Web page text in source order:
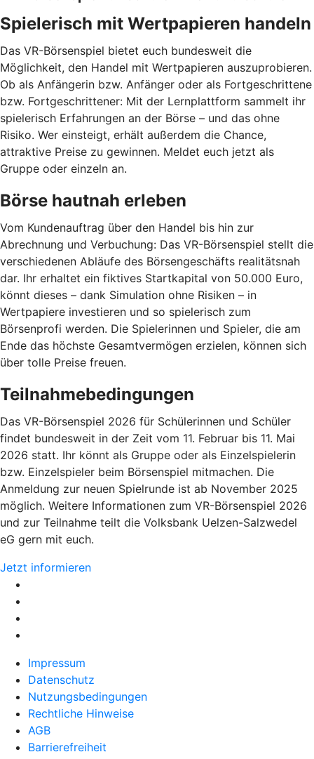
Spielerisch mit Wertpapieren handeln
Das VR-Börsenspiel bietet euch bundesweit die
Möglichkeit, den Handel mit Wertpapieren auszuprobieren.
Ob als Anfängerin bzw. Anfänger oder als Fortgeschrittene
bzw. Fortgeschrittener: Mit der Lernplattform sammelt ihr
spielerisch Erfahrungen an der Börse – und das ohne
Risiko. Wer einsteigt, erhält außerdem die Chance,
attraktive Preise zu gewinnen. Meldet euch jetzt als
Gruppe oder einzeln an.
Börse hautnah erleben
Vom Kundenauftrag über den Handel bis hin zur
Abrechnung und Verbuchung: Das VR-Börsenspiel stellt die
verschiedenen Abläufe des Börsengeschäfts realitätsnah
dar. Ihr erhaltet ein fiktives Startkapital von 50.000 Euro,
könnt dieses – dank Simulation ohne Risiken – in
Wertpapiere investieren und so spielerisch zum
Börsenprofi werden. Die Spielerinnen und Spieler, die am
Ende das höchste Gesamtvermögen erzielen, können sich
über tolle Preise freuen.
Teilnahmebedingungen
Das VR-Börsenspiel 2026 für Schülerinnen und Schüler
findet bundesweit in der Zeit vom 11. Februar bis 11. Mai
2026 statt. Ihr könnt als Gruppe oder als Einzelspielerin
bzw. Einzelspieler beim Börsenspiel mitmachen. Die
Anmeldung zur neuen Spielrunde ist ab November 2025
möglich. Weitere Informationen zum VR-Börsenspiel 2026
und zur Teilnahme teilt die Volksbank Uelzen-Salzwedel
eG gern mit euch.
Jetzt informieren
Impressum
Datenschutz
Nutzungsbedingungen
Rechtliche Hinweise
AGB
Barrierefreiheit